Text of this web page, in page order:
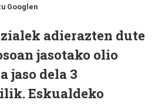
Googlen
adierazten dute
jasotako olio
jaso dela 3
Eskualdeko